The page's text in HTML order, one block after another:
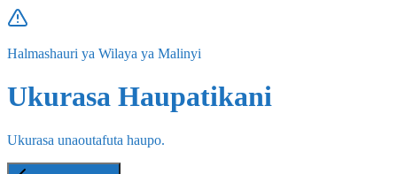
Halmashauri ya Wilaya ya Malinyi
Ukurasa Haupatikani
Ukurasa unaoutafuta haupo.